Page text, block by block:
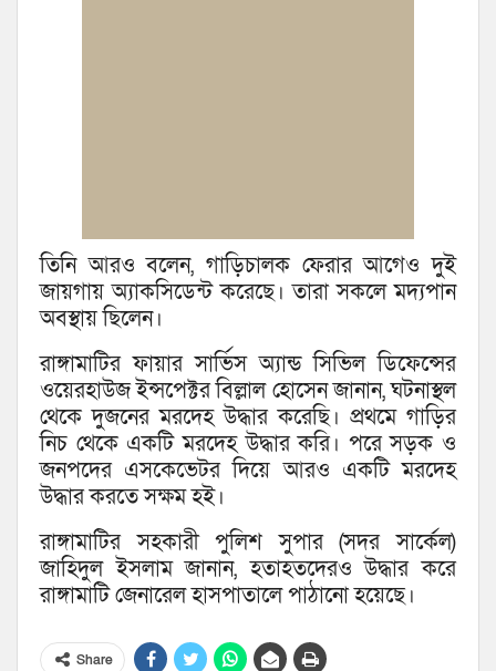
তিনি আরও বলেন, গাড়িচালক ফেরার আগেও দুই
জায়গায় অ্যাকসিডেন্ট করেছে। তারা সকলে মদ্যপান
অবস্থায় ছিলেন।
রাঙ্গামাটির ফায়ার সার্ভিস অ্যান্ড সিভিল ডিফেন্সের
ওয়েরহাউজ ইন্সপেক্টর বিল্লাল হোসেন জানান, ঘটনাস্থল
থেকে দুজনের মরদেহ উদ্ধার করেছি। প্রথমে গাড়ির
নিচ থেকে একটি মরদেহ উদ্ধার করি। পরে সড়ক ও
জনপদের এসকেভেটর দিয়ে আরও একটি মরদেহ
উদ্ধার করতে সক্ষম হই।
রাঙ্গামাটির সহকারী পুলিশ সুপার (সদর সার্কেল)
জাহিদুল ইসলাম জানান, হতাহতদেরও উদ্ধার করে
রাঙ্গামাটি জেনারেল হাসপাতালে পাঠানো হয়েছে।
Share